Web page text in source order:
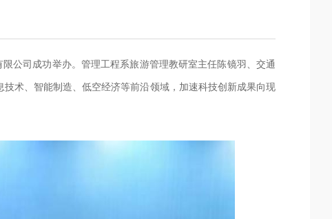
公司 成功举办。管理工程系旅游管理教研室主任陈镜羽 、交通
技术、智能制造、低空经济等前沿领域，加速科技创新成果向现